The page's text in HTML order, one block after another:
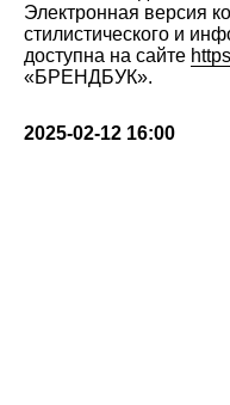
Электронная версия
стилистического и
доступна на сайте
«БРЕНДБУК».
2025-02-12 16:00